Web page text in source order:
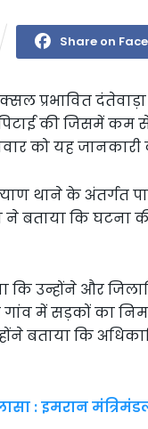
Share on
प्रभावित
की जिसमें कम
को यह जानकारी
थाने के अंतर्गत
बताया कि घटना
उन्होंने और
में सड़कों का
बताया कि
: इमरान